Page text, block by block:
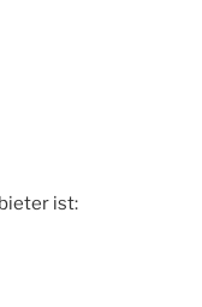
ist: